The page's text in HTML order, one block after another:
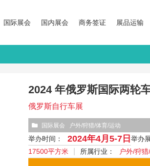
国际展会 国内展会 商务签证 展品运输
2024 年俄罗斯国际两轮
俄罗斯自行车展
国际展会 户外/狩猎/体育/运动
举办时间： 2024年4月5-7日举办
17500平方米
所属行业： 户外/狩